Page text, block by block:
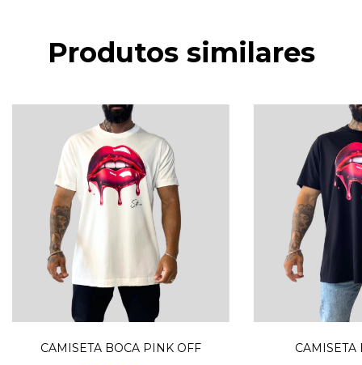
Produtos similares
CAMISETA BOCA PINK OFF